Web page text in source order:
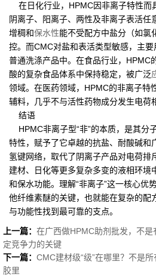
在日化行业，HPMC因非离子特性而
阴离子、阳离子、两性及非离子表活任
增稠和保水性能不受配方中盐分（如氯
控。而CMC对盐和表活类型敏感，主
普通洗涤产品中。在食品行业，HPMC
酸的复杂食品体系中保持稳定，被广泛
领域。在医药领域，HPMC的非离子特
辅料，几乎不与活性药物成分发生电荷
结语
HPMC非离子型“非”的本质，是其分
特性，赋予了它卓越的抗盐、耐酸碱和
氢键网络，取代了阴离子产品对电荷排
建材、日化等更多复杂多变的液相环境
和保水功能。理解“非离子”这一核心优
他纤维素醚的关键，也就能在复杂的配
与功能性找到最可靠的支点。
上一篇： 在广西做HPMC助剂批发，不
定竞争力的关键
下一篇： CMC建材级“级”在哪里？不是
胶里